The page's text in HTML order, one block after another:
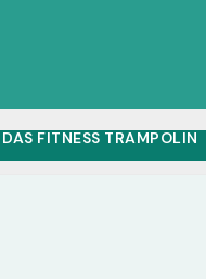
DAS FITNESS TRAMPOLIN